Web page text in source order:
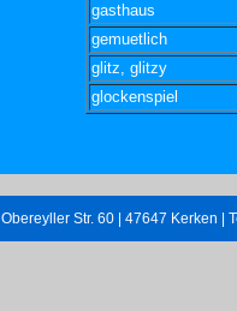
gasthaus
gemuetlich
glitz, glitzy
glockenspiel
Obereyller Str. 60 | 47647 Kerken |